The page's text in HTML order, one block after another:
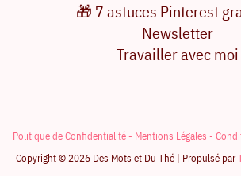
🎁 7 astuces Pinterest
Newsletter
Travailler avec moi
Politique de Confidentialité - Mentions Légales -
Copyright © 2026 Des Mots et Du Thé | Propulsé par